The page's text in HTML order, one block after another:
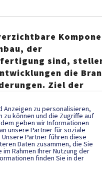
der
sind,
die
Ziel der
und
der
der Anwendung
tragen.
Anzeigen zu personalisieren,
zu können und die Zugriffe auf
geben wir Informationen
unsere Partner für soziale
Partner führen diese
Daten zusammen, die Sie
Rahmen Ihrer Nutzung der
finden Sie in der